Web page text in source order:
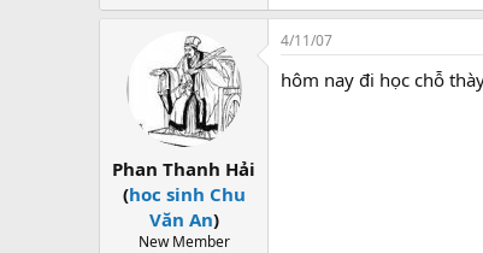
Phan Thanh Hải
(hoc sinh Chu
Văn An)
New Member
4/11/07
hôm nay đi học chỗ